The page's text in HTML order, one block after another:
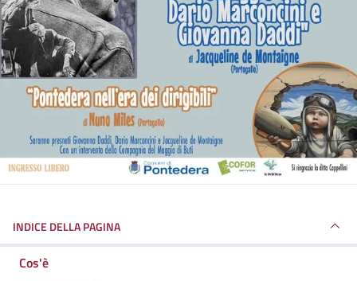
INDICE DELLA PAGINA
Cos'è